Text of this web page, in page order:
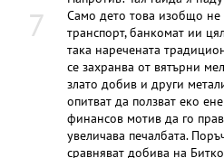
7
Само дето това изобщо не
транспорт, банкомат ии
така наречената
се захранва от вятърни
злато добив и други
опитват да ползват еко
финансов мотив да го
увеличава печалбата.
сравняват добива на